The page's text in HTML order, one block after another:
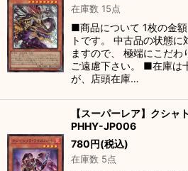
在庫数 15点
■商品について 1枚の金
トです。 中古品の状態
ますので、 極端にこだ
ご遠慮下さい。 ■在庫は
が、店頭在庫…
【スーパーレア】クシ
PHHY-JP006
780円(税込)
在庫数 5点